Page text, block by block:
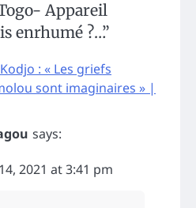
Appareil
enrhumé ?…”
: « Les griefs
sont imaginaires » |
says:
2021 at 3:41 pm